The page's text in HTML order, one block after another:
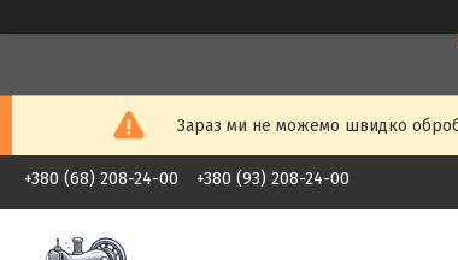
Зараз ми не можемо швидко
+380 (68) 208-24-00 +380 (93) 208-24-00